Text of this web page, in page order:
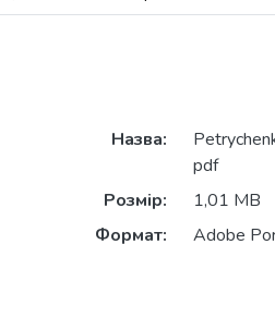
Назва:
pdf
Розмір:
1,01 MB
Формат:
Adobe